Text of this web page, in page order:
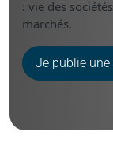
: vie des
marchés.
Je publie